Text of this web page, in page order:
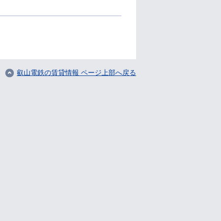
叡山電鉄の賃貸情報 ページ上部へ戻る